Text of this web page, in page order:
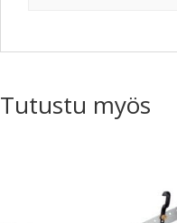
Tutustu myös